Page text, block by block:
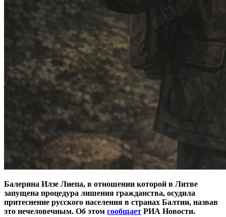
Балерина Илзе Лиепа, в отношении которой в Литве
запущена процедура лишения гражданства, осудила
притеснение русского населения в странах Балтии, назвав
это нечеловечным. Об этом сообщает РИА Новости.